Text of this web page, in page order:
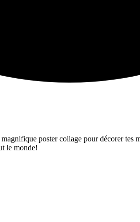
poster collage pour décorer
le monde!